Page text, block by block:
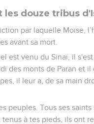
les douze tribus
par laquelle Moïse,
avant sa mort.
est venu du Sinaï, il
des monts de Paran et
il leur a, de sa main
peuples. Tous ses saints
tenus à tes pieds, ils ont